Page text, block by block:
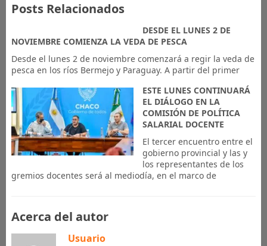
Posts Relacionados
DESDE EL LUNES 2 DE
NOVIEMBRE COMIENZA LA VEDA DE PESCA
Desde el lunes 2 de noviembre comenzará a regir la veda de
pesca en los ríos Bermejo y Paraguay. A partir del primer
ESTE LUNES CONTINUARÁ
EL DIÁLOGO EN LA
COMISIÓN DE POLÍTICA
SALARIAL DOCENTE
El tercer encuentro entre el
gobierno provincial y las y
los representantes de los
gremios docentes será al mediodía, en el marco de
Acerca del autor
Usuario